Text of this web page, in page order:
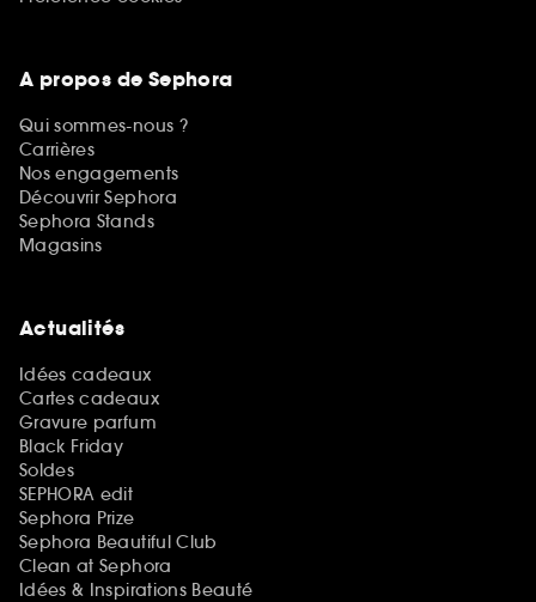
A propos de Sephora
Qui sommes-nous ?
Carrières
Nos engagements
Découvrir Sephora
Sephora Stands
Magasins
Actualités
Idées cadeaux
Cartes cadeaux
Gravure parfum
Black Friday
Soldes
SEPHORA edit
Sephora Prize
Sephora Beautiful Club
Clean at Sephora
Idées & Inspirations Beauté